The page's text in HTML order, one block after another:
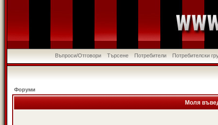
Въпроси/Отговори Търсене Потребители Потребителски
Форуми
Моля